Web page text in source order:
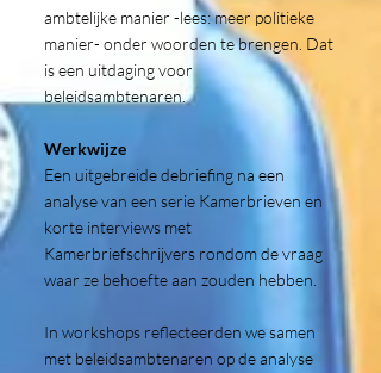
ambtelijke manier -lees: meer politieke
manier- onder woorden te brengen. Dat
is een uitdaging voor
beleidsambtenaren.
Werkwijze
Een uitgebreide debriefing na een
analyse van een serie Kamerbrieven en
korte interviews met
Kamerbriefschrijvers rondom de vraag
waar ze behoefte aan zouden hebben.
In workshops reflecteerden we samen
met beleidsambtenaren op de analyse